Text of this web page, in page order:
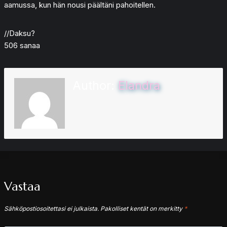
aamussa, kun hän nousi päältäni pahoitellen.
//Daksu?
506 sanaa
Elandra
Vastaa
Sähköpostiosoitettasi ei julkaista. Pakolliset kentät on merkitty *